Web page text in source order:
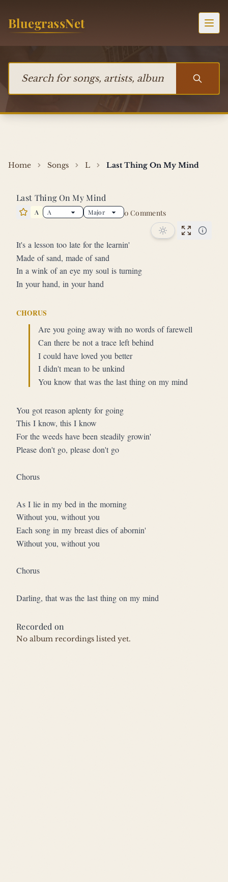
BluegrassNet
Home Songs L Last Thing On My Mind
Last Thing On My Mind
Star this song
A 0 Comments
It's a lesson too late for the learnin'
Made of sand, made of sand
In a wink of an eye my soul is turning
In your hand, in your hand
CHORUS
Are you going away with no words of farewell
Can there be not a trace left behind
I could have loved you better
I didn't mean to be unkind
You know that was the last thing on my mind
You got reason aplenty for going
This I know, this I know
For the weeds have been steadily growin'
Please don't go, please don't go
Chorus
As I lie in my bed in the morning
Without you, without you
Each song in my breast dies of abornin'
Without you, without you
Chorus
Darling, that was the last thing on my mind
Recorded on
No album recordings listed yet.